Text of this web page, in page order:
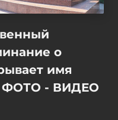
о
имя
ФОТО - ВИДЕО